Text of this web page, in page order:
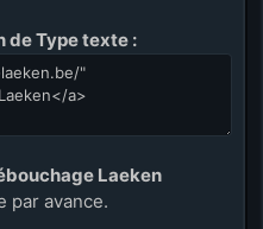
de Type texte :
Laeken
par avance.